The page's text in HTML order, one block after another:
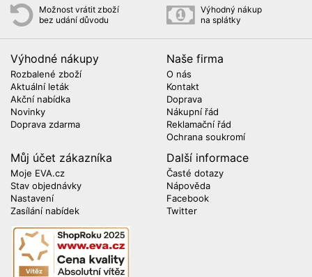
Možnost vrátit zboží
bez udání důvodu
Výhodný nákup
na splátky
Výhodné nákupy
Rozbalené zboží
Aktuální leták
Akční nabídka
Novinky
Doprava zdarma
Naše firma
O nás
Kontakt
Doprava
Nákupní řád
Reklamační řád
Ochrana soukromí
Můj účet zákazníka
Moje EVA.cz
Stav objednávky
Nastavení
Zasílání nabídek
Další informace
Časté dotazy
Nápověda
Facebook
Twitter